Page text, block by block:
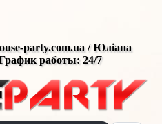
party.com.ua / Юліана
работы: 24/7